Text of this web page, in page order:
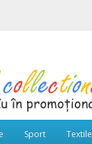
Sport Textile